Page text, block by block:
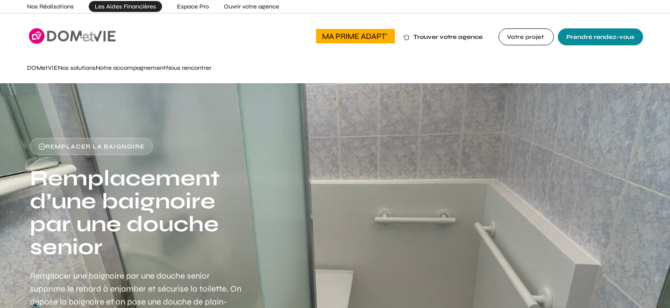
Nos Réalisations Les Aides Financières Espace Pro Ouvrir votre agence
MA PRIME ADAPT' Trouver votre agence Votre projet Prendre rendez-vous
DOMetVIENos solutionsNotre accompagnementNous rencontrer
REMPLACER LA BAIGNOIRE
Remplacement
d’une baignoire
par une douche
senior
Remplacer une baignoire par une douche senior
supprime le rebord à enjamber et sécurise la toilette. On
dépose la baignoire et on pose une douche de plain-